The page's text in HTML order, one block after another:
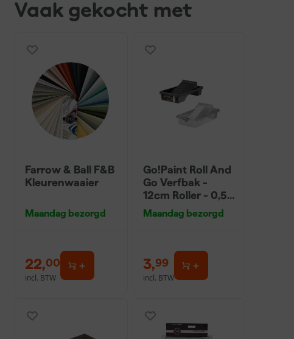
Vaak gekocht met
Farrow & Ball F&B
Kleurenwaaier
Maandag bezorgd
22,00
incl. BTW
Go!Paint Roll And
Go Verfbak -
12cm Roller - 0,5L
+ 5 Inzetbakken
Maandag bezorgd
3,99
incl. BTW